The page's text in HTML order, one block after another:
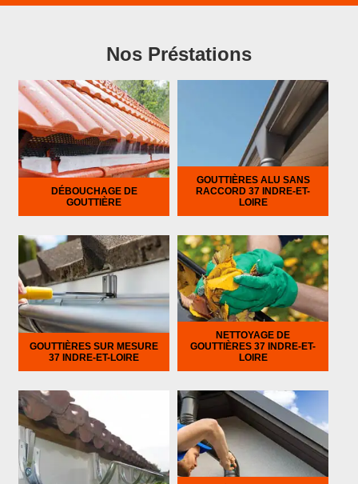
Nos Préstations
DÉBOUCHAGE DE
GOUTTIÈRE
GOUTTIÈRES ALU SANS
RACCORD 37 INDRE-ET-
LOIRE
GOUTTIÈRES SUR MESURE
37 INDRE-ET-LOIRE
NETTOYAGE DE
GOUTTIÈRES 37 INDRE-ET-
LOIRE